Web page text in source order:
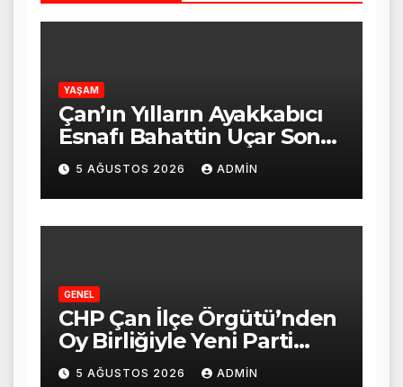
YAŞAM
Çan’ın Yılların Ayakkabıcı
Esnafı Bahattin Uçar Son
Yolculuğuna Uğurlandı
5 AĞUSTOS 2026 ADMIN
GENEL
CHP Çan İlçe Örgütü’nden
Oy Birliğiyle Yeni Parti
Kararı
5 AĞUSTOS 2026 ADMIN